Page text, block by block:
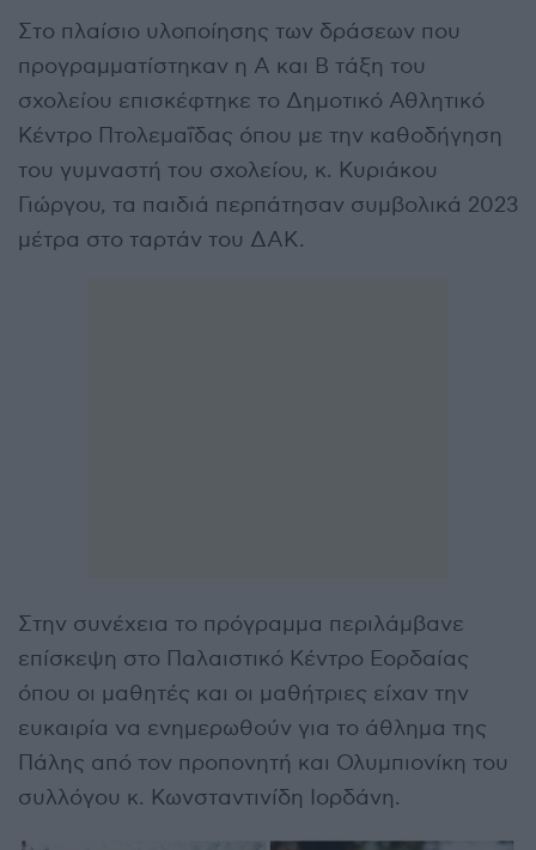
Στο πλαίσιο υλοποίησης των δράσεων που
προγραμματίστηκαν η Α και Β τάξη του
σχολείου επισκέφτηκε το Δημοτικό Αθλητικό
Κέντρο Πτολεμαΐδας όπου με την καθοδήγηση
του γυμναστή του σχολείου, κ. Κυριάκου
Γιώργου, τα παιδιά περπάτησαν συμβολικά 2023
μέτρα στο ταρτάν του ΔΑΚ.
Στην συνέχεια το πρόγραμμα περιλάμβανε
επίσκεψη στο Παλαιστικό Κέντρο Εορδαίας
όπου οι μαθητές και οι μαθήτριες είχαν την
ευκαιρία να ενημερωθούν για το άθλημα της
Πάλης από τον προπονητή και Ολυμπιονίκη του
συλλόγου κ. Κωνσταντινίδη Ιορδάνη.